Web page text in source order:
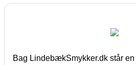
Bag LindebækSmykker.dk står